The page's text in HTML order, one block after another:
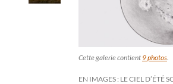
Cette galerie contient 9 photos
EN IMAGES : LE CIEL D’ÉTÉ